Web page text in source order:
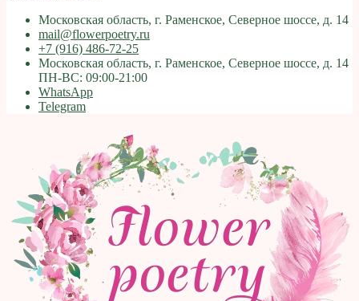
Московская область, г. Раменское, Северное шоссе, д. 14
mail@flowerpoetry.ru
+7 (916) 486-72-25
Московская область, г. Раменское, Северное шоссе, д. 14
ПН-ВС: 09:00-21:00
WhatsApp
Telegram